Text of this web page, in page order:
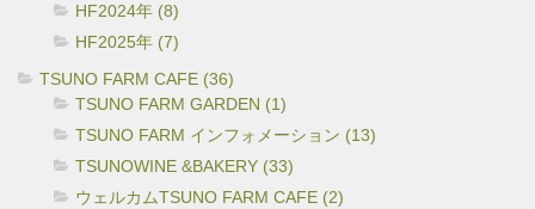
HF2024年 (8)
HF2025年 (7)
TSUNO FARM CAFE (36)
TSUNO FARM GARDEN (1)
TSUNO FARM インフォメーション (13)
TSUNOWINE &BAKERY (33)
ウェルカムTSUNO FARM CAFE (2)